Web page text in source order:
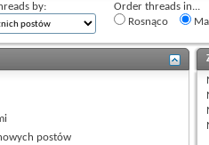
by:
Order threads in...
Rosnąco
postów